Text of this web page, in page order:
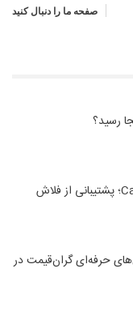
صفحه ما را دنبال کنید
رسید؟
آپدیت جدید Canon EOS R6 V؛ پشتیبانی از فلاش
حرفه‌ای گران‌قیمت در